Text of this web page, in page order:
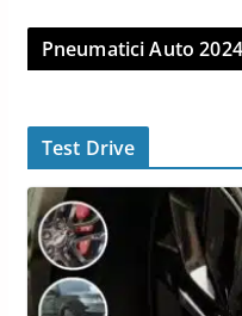
Pneumatici Auto 2024
Test Drive